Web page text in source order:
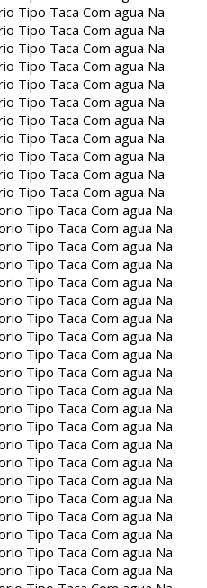
Tipo Taca Com agua Na
Tipo Taca Com agua Na
Tipo Taca Com agua Na
Tipo Taca Com agua Na
Tipo Taca Com agua Na
Tipo Taca Com agua Na
Tipo Taca Com agua Na
Tipo Taca Com agua Na
Tipo Taca Com agua Na
Tipo Taca Com agua Na
Tipo Taca Com agua Na
Tipo Taca Com agua Na
Tipo Taca Com agua Na
Tipo Taca Com agua Na
Tipo Taca Com agua Na
Tipo Taca Com agua Na
Tipo Taca Com agua Na
Tipo Taca Com agua Na
Tipo Taca Com agua Na
Tipo Taca Com agua Na
Tipo Taca Com agua Na
Tipo Taca Com agua Na
Tipo Taca Com agua Na
Tipo Taca Com agua Na
Tipo Taca Com agua Na
Tipo Taca Com agua Na
Tipo Taca Com agua Na
Tipo Taca Com agua Na
Tipo Taca Com agua Na
Tipo Taca Com agua Na
Tipo Taca Com agua Na
Tipo Taca Com agua Na